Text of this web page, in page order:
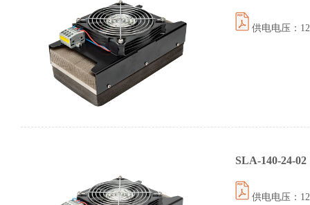
供电电压：
SLA-140-24-02
供电电压：